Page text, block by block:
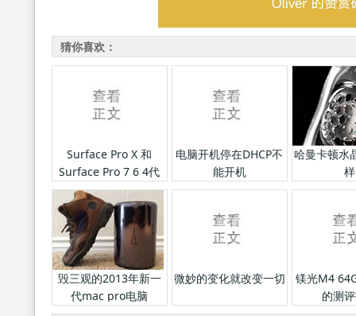
猜你喜欢：
Surface Pro X 和
Surface Pro 7 6 4代
的区别
电脑开机停在DHCP不
能开机
哈曼卡顿水
样
毁三观的2013年新一
代mac pro电脑
微妙的变化就改变一切
镁光M4
的测